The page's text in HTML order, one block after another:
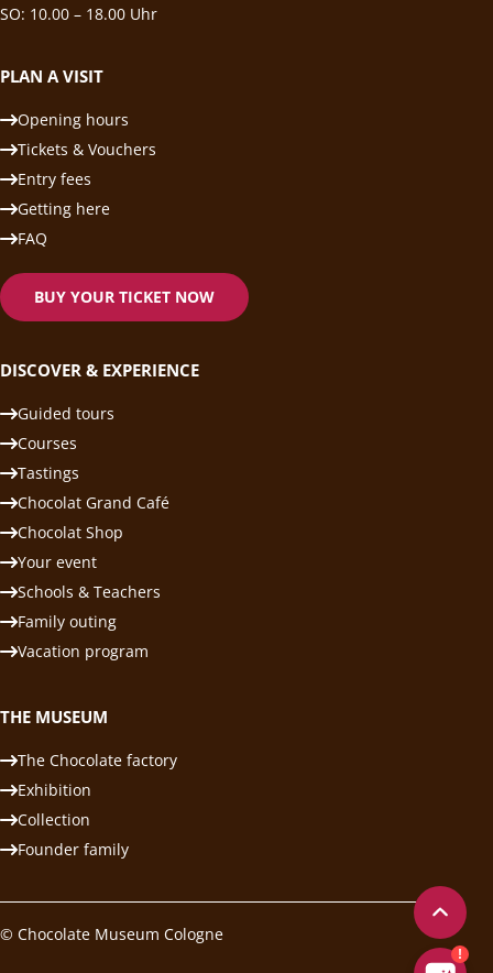
SO: 10.00 – 18.00 Uhr
PLAN A VISIT
Opening hours
Tickets & Vouchers
Entry fees
Getting here
FAQ
BUY YOUR TICKET NOW
DISCOVER & EXPERIENCE
Guided tours
Courses
Tastings
Chocolat Grand Café
Chocolat Shop
Your event
Schools & Teachers
Family outing
Vacation program
THE MUSEUM
The Chocolate factory
Exhibition
Collection
Founder family
© Chocolate Museum Cologne